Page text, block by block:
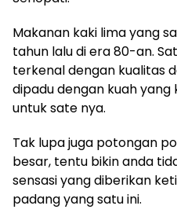
Makanan kaki lima yang
tahun lalu di era 80-an.
terkenal dengan kualitas
dipadu dengan kuah
untuk sate nya.
Tak lupa juga potongan
besar, tentu bikin anda
sensasi yang diberikan
padang yang satu ini.